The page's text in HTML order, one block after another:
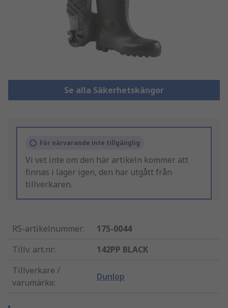
Se alla Säkerhetskängor
För närvarande inte tillgänglig
Vi vet inte om den här artikeln kommer att
finnas i lager igen, den har utgått från
tillverkaren.
RS-artikelnummer:
175-0044
Tillv. art.nr:
142PP BLACK
Tillverkare /
varumärke:
Dunlop